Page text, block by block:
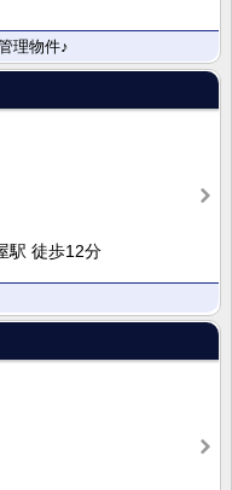
理物件♪
駅 徒歩12分